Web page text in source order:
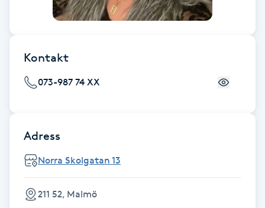
Friskvårdsmassage
Frisör
Funktionsanalys
Föning
Gel naglar
Kontakt
073-987 74 XX
Adress
Norra Skolgatan 13
211 52, Malmö